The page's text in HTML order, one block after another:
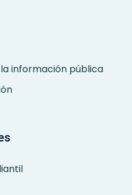
información pública